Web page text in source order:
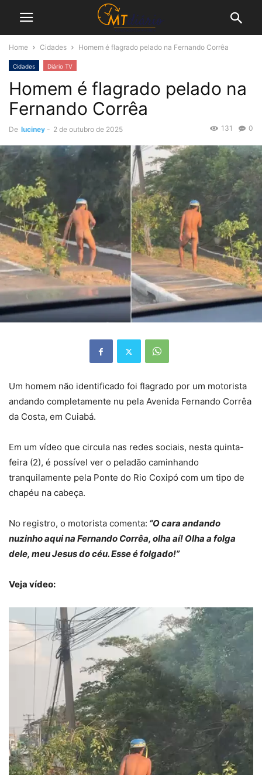
Home Cidades Homem é flagrado pelado na Fernando Corrêa
Cidades Diário TV
Homem é flagrado pelado na
Fernando Corrêa
De luciney - 2 de outubro de 2025 0
131
Um homem não identificado foi flagrado por um motorista
andando completamente nu pela Avenida Fernando Corrêa
da Costa, em Cuiabá.
Em um vídeo que circula nas redes sociais, nesta quinta-
feira (2), é possível ver o peladão caminhando
tranquilamente pela Ponte do Rio Coxipó com um tipo de
chapéu na cabeça.
No registro, o motorista comenta: “O cara andando
nuzinho aqui na Fernando Corrêa, olha aí! Olha a folga
dele, meu Jesus do céu. Esse é folgado!”
Veja vídeo: